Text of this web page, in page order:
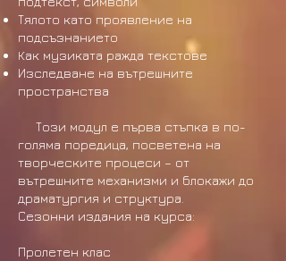
Тялото като проявление на
подсъзнанието
Как музиката ражда текстове
Изследване на вътрешните
пространства
Този модул е първа стъпка в по-
голяма поредица, посветена на
творческите процеси – от
вътрешните механизми и блокажи до
драматургия и структура.
Сезонни издания на курса:
Пролетен клас